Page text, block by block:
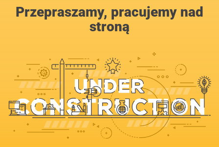
Przepraszamy, pracujemy nad
stroną